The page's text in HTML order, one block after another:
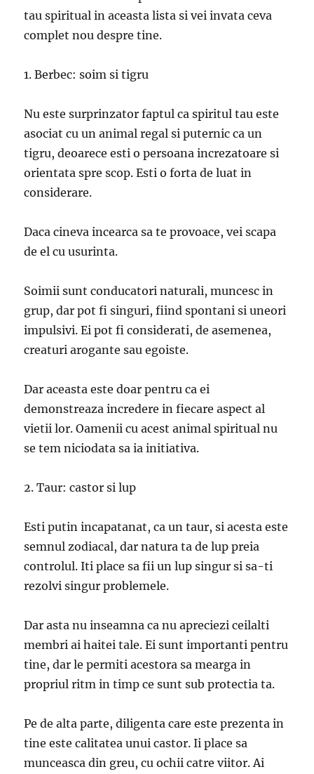
tau spiritual in aceasta lista si vei invata ceva
complet nou despre tine.
1. Berbec: soim si tigru
Nu este surprinzator faptul ca spiritul tau este
asociat cu un animal regal si puternic ca un
tigru, deoarece esti o persoana increzatoare si
orientata spre scop. Esti o forta de luat in
considerare.
Daca cineva incearca sa te provoace, vei scapa
de el cu usurinta.
Soimii sunt conducatori naturali, muncesc in
grup, dar pot fi singuri, fiind spontani si uneori
impulsivi. Ei pot fi considerati, de asemenea,
creaturi arogante sau egoiste.
Dar aceasta este doar pentru ca ei
demonstreaza incredere in fiecare aspect al
vietii lor. Oamenii cu acest animal spiritual nu
se tem niciodata sa ia initiativa.
2. Taur: castor si lup
Esti putin incapatanat, ca un taur, si acesta este
semnul zodiacal, dar natura ta de lup preia
controlul. Iti place sa fii un lup singur si sa-ti
rezolvi singur problemele.
Dar asta nu inseamna ca nu apreciezi ceilalti
membri ai haitei tale. Ei sunt importanti pentru
tine, dar le permiti acestora sa mearga in
propriul ritm in timp ce sunt sub protectia ta.
Pe de alta parte, diligenta care este prezenta in
tine este calitatea unui castor. Ii place sa
munceasca din greu, cu ochii catre viitor. Ai